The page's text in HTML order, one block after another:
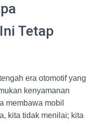
Tetap
era otomotif yang
kenyamanan
membawa mobil
kita tidak menilai; kita